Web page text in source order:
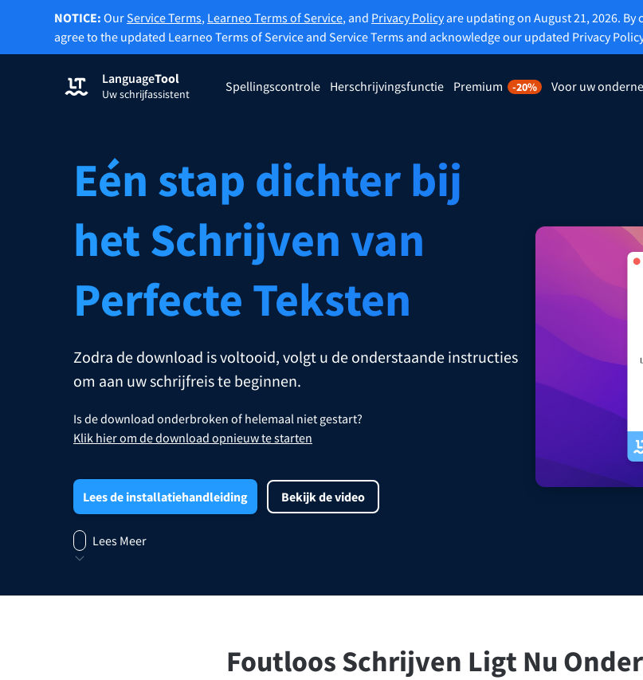
NOTICE: OurService Terms, Learneo Terms of Service, and Privacy Policyare updating on August 21, 2026. By
agree to the updated Learneo Terms of Service and Service Terms and acknowledge our updated Privacy
LanguageTool
Uw schrijfassistent
Spellingscontrole Herschrijvingsfunctie Premium -20% Voor uw
toon te vinden.
Probeer de Spellingscontrole Probeer de Herschrijvingsfunctie
Controleert uw tekst op grammaticafouten en helpt de juiste toon te vinden.
Extensies voor browsers
Edge
Firefox
Safari
E-mailextensies
Extensies voor
Registreren
Eén stap dichter bij
het Schrijven van
Perfecte Teksten
Zodra de download is voltooid, volgt u de onderstaande instructies
om aan uw schrijfreis te beginnen.
Is de download onderbroken of helemaal niet gestart?
Klik hier om de download opnieuw te starten
Lees de installatiehandleiding Bekijk de video
Lees Meer
Foutloos Schrijven Ligt Nu